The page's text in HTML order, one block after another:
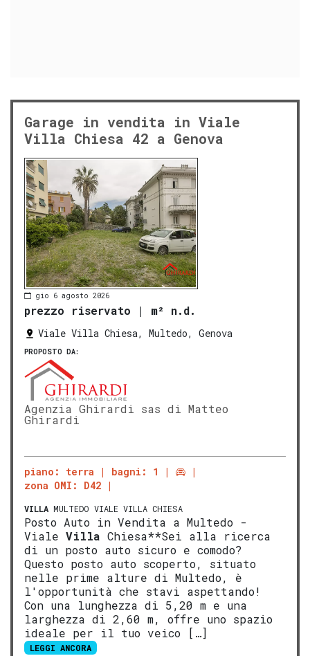
Garage in vendita in Viale
Villa Chiesa 42 a Genova
gio 6 agosto 2026
prezzo riservato | m² n.d.
Viale Villa Chiesa, Multedo, Genova
PROPOSTO DA:
Agenzia Ghirardi sas di Matteo
Ghirardi
piano: terra
bagni: 1
zona OMI: D42
VILLA MULTEDO VIALE VILLA CHIESA
Posto Auto in Vendita a Multedo -
Viale Villa Chiesa**Sei alla ricerca
di un posto auto sicuro e comodo?
Questo posto auto scoperto, situato
nelle prime alture di Multedo, è
l'opportunità che stavi aspettando!
Con una lunghezza di 5,20 m e una
larghezza di 2,60 m, offre uno spazio
ideale per il tuo veico […]
LEGGI ANCORA